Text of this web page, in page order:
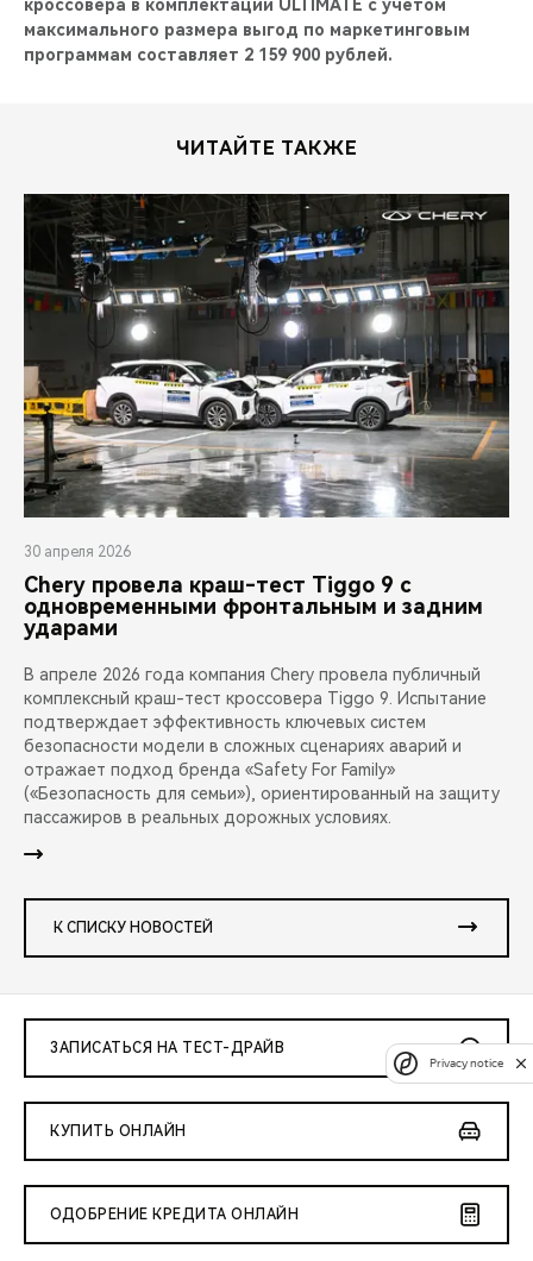
кроссовера в комплектации ULTIMATE с учётом
максимального размера выгод по маркетинговым
программам составляет 2 159 900 рублей.
ЧИТАЙТЕ ТАКЖЕ
30 апреля 2026
Chery провела краш-тест Tiggo 9 с
одновременными фронтальным и задним
ударами
В апреле 2026 года компания Chery провела публичный
комплексный краш-тест кроссовера Tiggo 9. Испытание
подтверждает эффективность ключевых систем
безопасности модели в сложных сценариях аварий и
отражает подход бренда «Safety For Family»
(«Безопасность для семьи»), ориентированный на защиту
пассажиров в реальных дорожных условиях.
К СПИСКУ НОВОСТЕЙ
ЗАПИСАТЬСЯ НА ТЕСТ-ДРАЙВ
КУПИТЬ ОНЛАЙН
ОДОБРЕНИЕ КРЕДИТА ОНЛАЙН
Privacy notice